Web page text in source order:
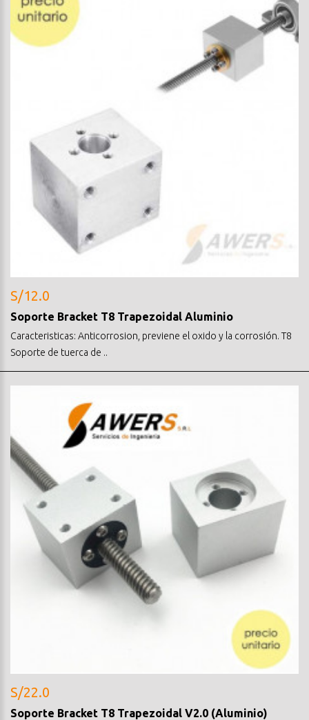
S/12.0
Soporte Bracket T8 Trapezoidal Aluminio
Caracteristicas: Anticorrosion, previene el oxido y la corrosión. T8
Soporte de tuerca de ..
S/22.0
Soporte Bracket T8 Trapezoidal V2.0 (Aluminio)